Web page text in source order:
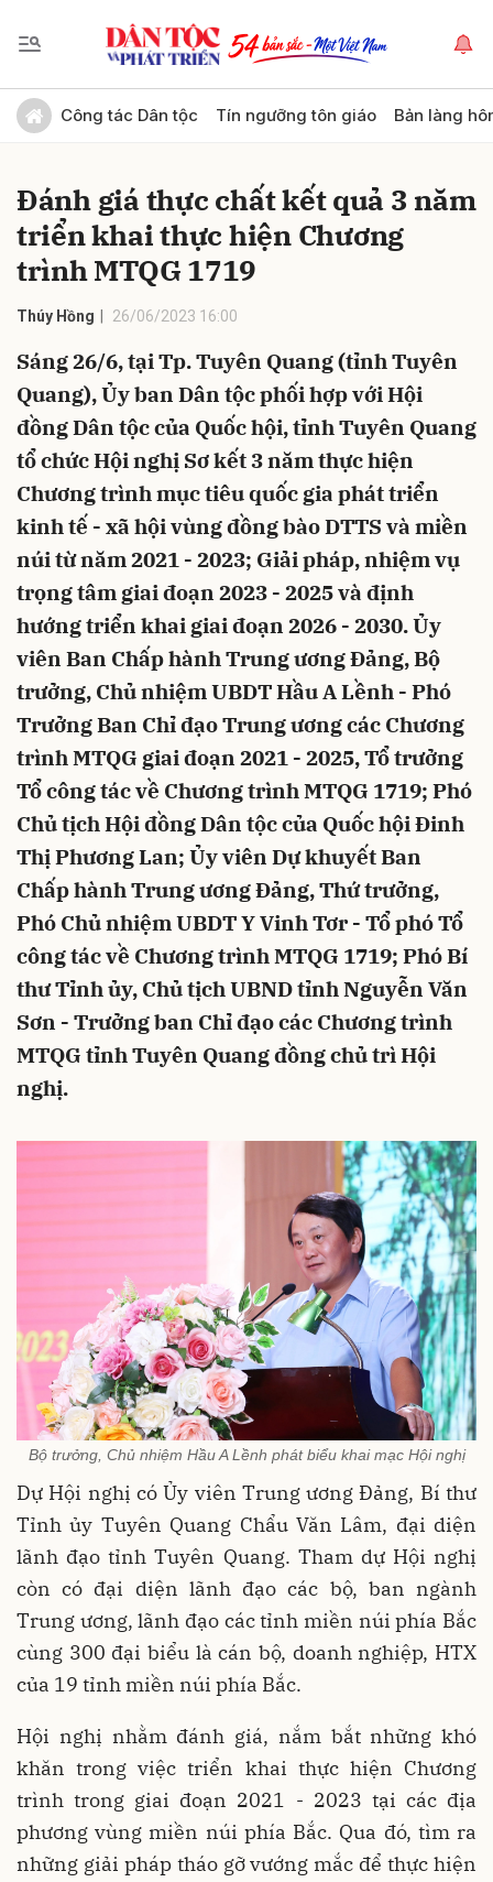
Công tác Dân tộc Tín ngưỡng tôn giáo Bản làng
Đánh giá thực chất kết quả 3 năm
triển khai thực hiện Chương
trình MTQG 1719
Thúy Hồng 26/06/2023 16:00
Sáng 26/6, tại Tp. Tuyên Quang (tỉnh Tuyên
Quang), Ủy ban Dân tộc phối hợp với Hội
đồng Dân tộc của Quốc hội, tỉnh Tuyên Quang
tổ chức Hội nghị Sơ kết 3 năm thực hiện
Chương trình mục tiêu quốc gia phát triển
kinh tế - xã hội vùng đồng bào DTTS và miền
núi từ năm 2021 - 2023; Giải pháp, nhiệm vụ
trọng tâm giai đoạn 2023 - 2025 và định
hướng triển khai giai đoạn 2026 - 2030. Ủy
viên Ban Chấp hành Trung ương Đảng, Bộ
trưởng, Chủ nhiệm UBDT Hầu A Lềnh - Phó
Trưởng Ban Chỉ đạo Trung ương các Chương
trình MTQG giai đoạn 2021 - 2025, Tổ trưởng
Tổ công tác về Chương trình MTQG 1719; Phó
Chủ tịch Hội đồng Dân tộc của Quốc hội Đinh
Thị Phương Lan; Ủy viên Dự khuyết Ban
Chấp hành Trung ương Đảng, Thứ trưởng,
Phó Chủ nhiệm UBDT Y Vinh Tơr - Tổ phó Tổ
công tác về Chương trình MTQG 1719; Phó Bí
thư Tỉnh ủy, Chủ tịch UBND tỉnh Nguyễn Văn
Sơn - Trưởng ban Chỉ đạo các Chương trình
MTQG tỉnh Tuyên Quang đồng chủ trì Hội
nghị.
Bộ trưởng, Chủ nhiệm Hầu A Lềnh phát biểu khai mạc Hội nghị
Dự Hội nghị có Ủy viên Trung ương Đảng, Bí thư
Tỉnh ủy Tuyên Quang Chẩu Văn Lâm, đại diện
lãnh đạo tỉnh Tuyên Quang. Tham dự Hội nghị
còn có đại diện lãnh đạo các bộ, ban ngành
Trung ương, lãnh đạo các tỉnh miền núi phía Bắc
cùng 300 đại biểu là cán bộ, doanh nghiệp, HTX
của 19 tỉnh miền núi phía Bắc.
Hội nghị nhằm đánh giá, nắm bắt những khó
khăn trong việc triển khai thực hiện Chương
trình trong giai đoạn 2021 - 2023 tại các địa
phương vùng miền núi phía Bắc. Qua đó, tìm ra
những giải pháp tháo gỡ vướng mắc để thực hiện
Gửi bình luận